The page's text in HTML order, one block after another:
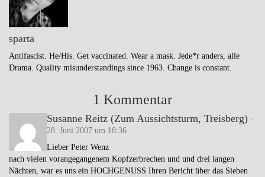
sparta
Antifascist. He/His. Get vaccinated. Wear a mask. Jede*r anders, alle
Drama. Quality misunderstandings since 1963. Change is constant.
1 Kommentar
Susanne Reitz (Zum Aussichtsturm, Treisberg) ·
28. Juni 2007 um 18:36
Lieber Peter Wenz
nach vielen vorangegangenem Kopfzerbrechen und und drei langen
Nächten, war es uns ein HOCHGENUSS Ihren Bericht über das Sieben